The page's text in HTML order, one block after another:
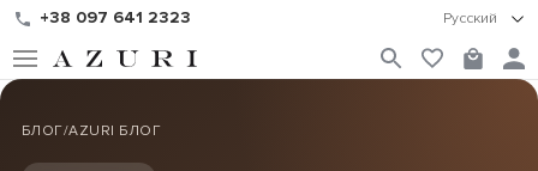
+38 097 641 2323 Русский
БЛОГ/AZURI БЛОГ